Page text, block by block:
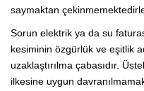
saymaktan
Sorun elektrik ya da su
kesiminin özgürlük ve eşitlik
uzaklaştırılma çabasıdır.
ilkesine uygun